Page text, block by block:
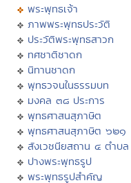
พระพุทธเจ้า
ภาพพระพุทธประวัติ
ประวัติพระพุทธสาวก
ทศชาติชาดก
นิทานชาดก
พุทธวจนในธรรมบท
มงคล ๓๘ ประการ
พุทธศาสนสุภาษิต
พุทธศาสนสุภาษิต ๖๒๑
สังเวชนียสถาน ๔ ตำบล
ปางพระพุทธรูป
พระพุทธรูปสำคัญ